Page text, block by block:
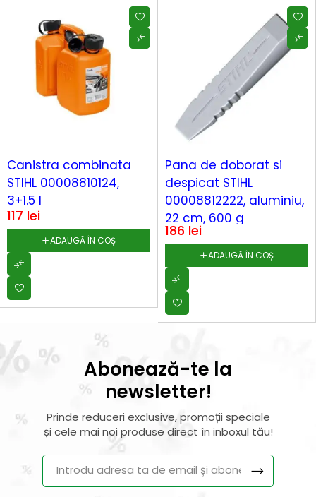
Canistra combinata
STIHL 00008810124,
3+1.5 l
117 lei
ADAUGĂ ÎN COȘ
Pana de doborat si
despicat STIHL
00008812222, aluminiu,
22 cm, 600 g
186 lei
ADAUGĂ ÎN COȘ
Abonează-te la
newsletter!
Prinde reduceri exclusive, promoții speciale
și cele mai noi produse direct în inboxul tău!